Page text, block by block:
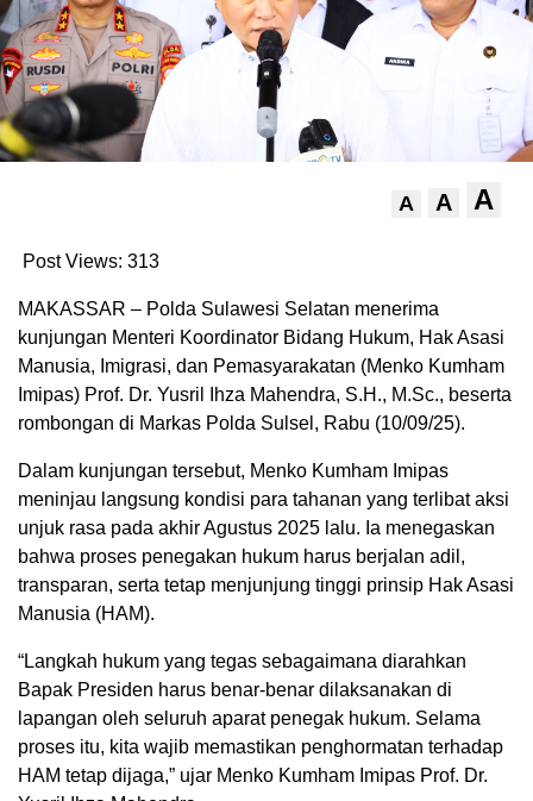
A A A
Post Views: 313
MAKASSAR – Polda Sulawesi Selatan menerima
kunjungan Menteri Koordinator Bidang Hukum, Hak Asasi
Manusia, Imigrasi, dan Pemasyarakatan (Menko Kumham
Imipas) Prof. Dr. Yusril Ihza Mahendra, S.H., M.Sc., beserta
rombongan di Markas Polda Sulsel, Rabu (10/09/25).
Dalam kunjungan tersebut, Menko Kumham Imipas
meninjau langsung kondisi para tahanan yang terlibat aksi
unjuk rasa pada akhir Agustus 2025 lalu. Ia menegaskan
bahwa proses penegakan hukum harus berjalan adil,
transparan, serta tetap menjunjung tinggi prinsip Hak Asasi
Manusia (HAM).
“Langkah hukum yang tegas sebagaimana diarahkan
Bapak Presiden harus benar-benar dilaksanakan di
lapangan oleh seluruh aparat penegak hukum. Selama
proses itu, kita wajib memastikan penghormatan terhadap
HAM tetap dijaga,” ujar Menko Kumham Imipas Prof. Dr.